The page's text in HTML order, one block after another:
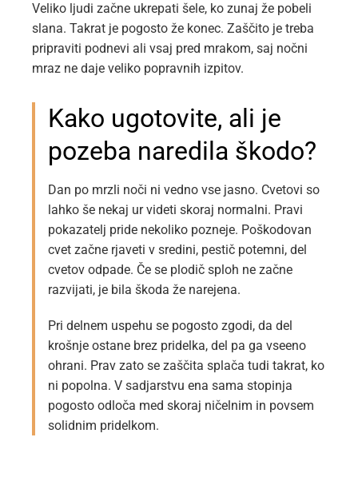
Veliko ljudi začne ukrepati šele, ko zunaj že pobeli
slana. Takrat je pogosto že konec. Zaščito je treba
pripraviti podnevi ali vsaj pred mrakom, saj nočni
mraz ne daje veliko popravnih izpitov.
Kako ugotovite, ali je
pozeba naredila škodo?
Dan po mrzli noči ni vedno vse jasno. Cvetovi so
lahko še nekaj ur videti skoraj normalni. Pravi
pokazatelj pride nekoliko pozneje. Poškodovan
cvet začne rjaveti v sredini, pestič potemni, del
cvetov odpade. Če se plodič sploh ne začne
razvijati, je bila škoda že narejena.
Pri delnem uspehu se pogosto zgodi, da del
krošnje ostane brez pridelka, del pa ga vseeno
ohrani. Prav zato se zaščita splača tudi takrat, ko
ni popolna. V sadjarstvu ena sama stopinja
pogosto odloča med skoraj ničelnim in povsem
solidnim pridelkom.